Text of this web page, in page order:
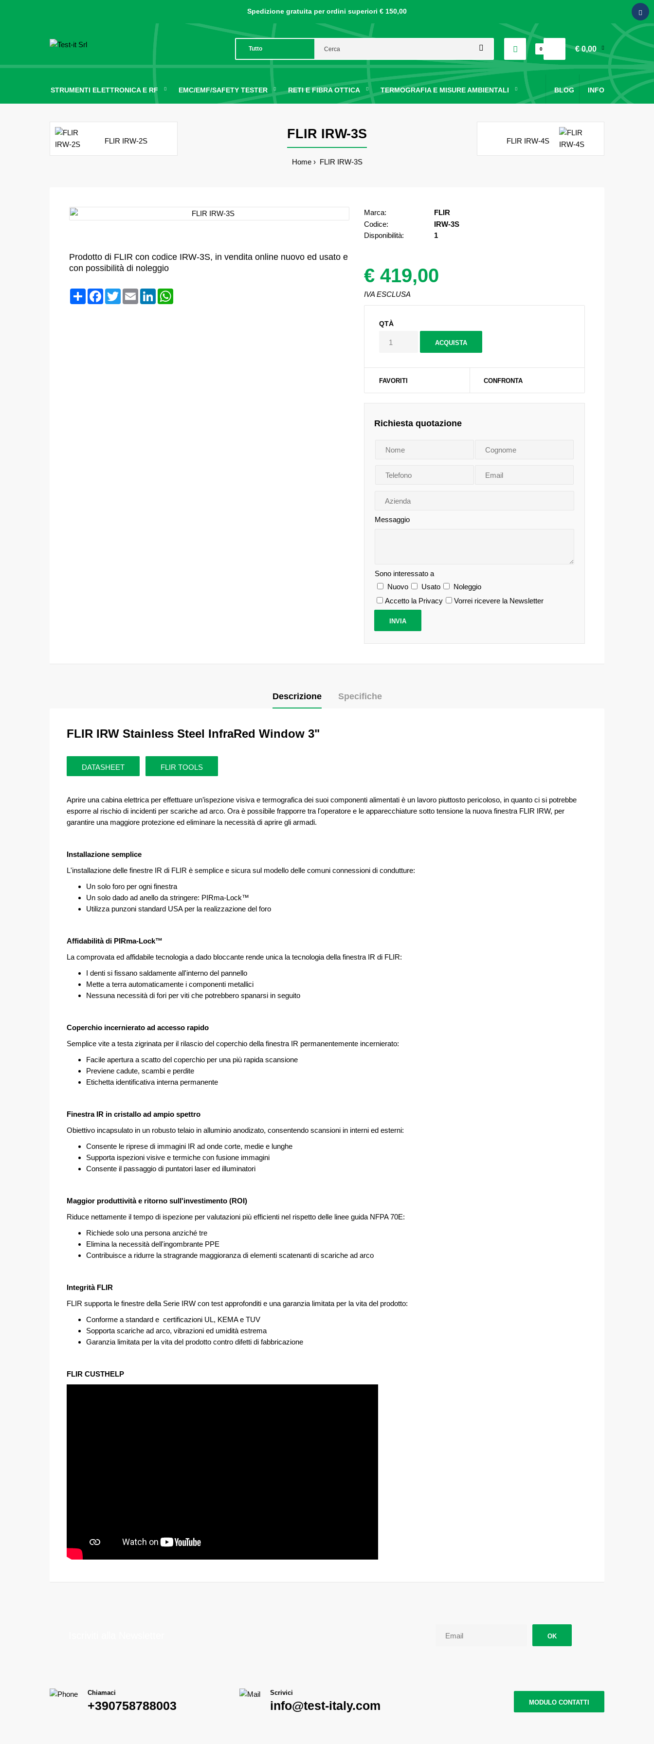
Spedizione gratuita per ordini superiori € 150,00
0 € 0,00
STRUMENTI ELETTRONICA E RF EMC/EMF/SAFETY TESTER RETI E FIBRA OTTICA TERMOGRAFIA E MISURE AMBIENTALI INFO
BLOG
FLIR IRW-2S FLIR IRW-3S
Home FLIR IRW-3S
FLIR IRW-4S
Prodotto di FLIR con codice IRW-3S, in vendita online nuovo ed usato e
con possibilità di noleggio
CondividiFacebook
TwitterEmail LinkedIn
Marca:
FLIR
Codice:
IRW-3S
Disponibilità:
1
€ 419,00
IVA ESCLUSA
QTÀ
FAVORITI CONFRONTA
Richiesta quotazione
Messaggio
Sono interessato a
Nuovo
Usato
Noleggio
Accetto la Privacy
Vorrei ricevere la Newsletter
Descrizione Specifiche
FLIR IRW Stainless Steel InfraRed Window 3"
DATASHEET FLIR TOOLS
Aprire una cabina elettrica per effettuare un’ispezione visiva e termografica dei suoi componenti alimentati è un lavoro piuttosto pericoloso, in quanto ci si potrebbe
esporre al rischio di incidenti per scariche ad arco. Ora è possibile frapporre tra l'operatore e le apparecchiature sotto tensione la nuova finestra FLIR IRW, per
garantire una maggiore protezione ed eliminare la necessità di aprire gli armadi.
Installazione semplice
L'installazione delle finestre IR di FLIR è semplice e sicura sul modello delle comuni connessioni di condutture:
Un solo foro per ogni finestra
Un solo dado ad anello da stringere: PIRma-Lock™
Utilizza punzoni standard USA per la realizzazione del foro
Affidabilità di PIRma-Lock™
La comprovata ed affidabile tecnologia a dado bloccante rende unica la tecnologia della finestra IR di FLIR:
I denti si fissano saldamente all'interno del pannello
Mette a terra automaticamente i componenti metallici
Nessuna necessità di fori per viti che potrebbero spanarsi in seguito
Coperchio incernierato ad accesso rapido
Semplice vite a testa zigrinata per il rilascio del coperchio della finestra IR permanentemente incernierato:
Facile apertura a scatto del coperchio per una più rapida scansione
Previene cadute, scambi e perdite
Etichetta identificativa interna permanente
Finestra IR in cristallo ad ampio spettro
Obiettivo incapsulato in un robusto telaio in alluminio anodizato, consentendo scansioni in interni ed esterni:
Consente le riprese di immagini IR ad onde corte, medie e lunghe
Supporta ispezioni visive e termiche con fusione immagini
Consente il passaggio di puntatori laser ed illuminatori
Maggior produttività e ritorno sull'investimento (ROI)
Riduce nettamente il tempo di ispezione per valutazioni più efficienti nel rispetto delle linee guida NFPA 70E:
Richiede solo una persona anziché tre
Elimina la necessità dell'ingombrante PPE
Contribuisce a ridurre la stragrande maggioranza di elementi scatenanti di scariche ad arco
Integrità FLIR
FLIR supporta le finestre della Serie IRW con test approfonditi e una garanzia limitata per la vita del prodotto:
Conforme a standard e certificazioni UL, KEMA e TUV
Sopporta scariche ad arco, vibrazioni ed umidità estrema
Garanzia limitata per la vita del prodotto contro difetti di fabbricazione
FLIR CUSTHELP
OK
Chiamaci
+390758788003
Scrivici
info@test-italy.com MODULO CONTATTI